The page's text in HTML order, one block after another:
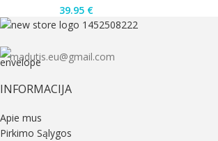
39.95 €
madutis.eu@gmail.com
INFORMACIJA
Apie mus
Pirkimo Sąlygos